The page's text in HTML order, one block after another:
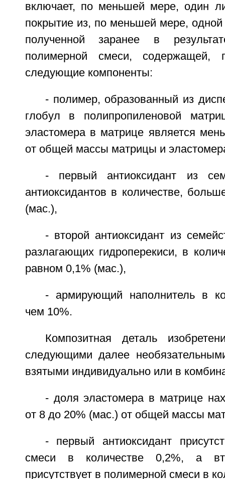
включает, по меньшей мере, один
покрытие из, по меньшей мере,
полученной заранее в
полимерной смеси,
следующие компоненты:
- полимер, образованный из
глобул в полипропиленовой
эластомера в матрице является
от общей массы матрицы и
- первый антиоксидант из
антиоксидантов в количестве,
(мас.),
- второй антиоксидант из
разлагающих гидроперекиси, в
равном 0,1% (мас.),
- армирующий наполнитель в
чем 10%.
Композитная деталь
следующими далее
взятыми индивидуально или в
- доля эластомера в матрице
от 8 до 20% (мас.) от общей массы
- первый антиоксидант
смеси в количестве 0,2%, а
присутствует в полимерной смеси в